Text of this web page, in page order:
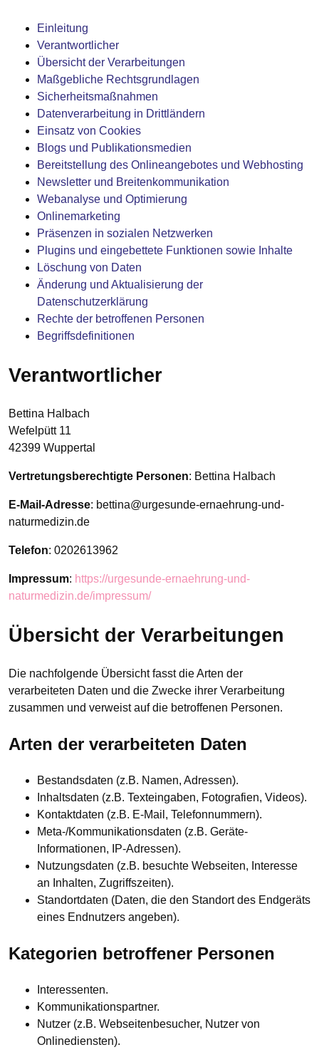
Einleitung
Verantwortlicher
Übersicht der Verarbeitungen
Maßgebliche Rechtsgrundlagen
Sicherheitsmaßnahmen
Datenverarbeitung in Drittländern
Einsatz von Cookies
Blogs und Publikationsmedien
Bereitstellung des Onlineangebotes und Webhosting
Newsletter und Breitenkommunikation
Webanalyse und Optimierung
Onlinemarketing
Präsenzen in sozialen Netzwerken
Plugins und eingebettete Funktionen sowie Inhalte
Löschung von Daten
Änderung und Aktualisierung der
Datenschutzerklärung
Rechte der betroffenen Personen
Begriffsdefinitionen
Verantwortlicher
Bettina Halbach
Wefelpütt 11
42399 Wuppertal
Vertretungsberechtigte Personen: Bettina Halbach
E-Mail-Adresse: bettina@urgesunde-ernaehrung-und-
naturmedizin.de
Telefon: 0202613962
Impressum: https://urgesunde-ernaehrung-und-
naturmedizin.de/impressum/
Übersicht der Verarbeitungen
Die nachfolgende Übersicht fasst die Arten der
verarbeiteten Daten und die Zwecke ihrer Verarbeitung
zusammen und verweist auf die betroffenen Personen.
Arten der verarbeiteten Daten
Bestandsdaten (z.B. Namen, Adressen).
Inhaltsdaten (z.B. Texteingaben, Fotografien, Videos).
Kontaktdaten (z.B. E-Mail, Telefonnummern).
Meta-/Kommunikationsdaten (z.B. Geräte-
Informationen, IP-Adressen).
Nutzungsdaten (z.B. besuchte Webseiten, Interesse
an Inhalten, Zugriffszeiten).
Standortdaten (Daten, die den Standort des Endgeräts
eines Endnutzers angeben).
Kategorien betroffener Personen
Interessenten.
Kommunikationspartner.
Nutzer (z.B. Webseitenbesucher, Nutzer von
Onlinediensten).